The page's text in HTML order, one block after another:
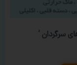
سرگردان ‘